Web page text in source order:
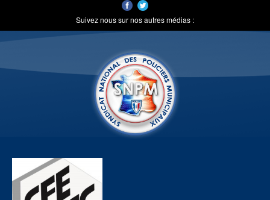
Suivez nous sur nos autres médias :